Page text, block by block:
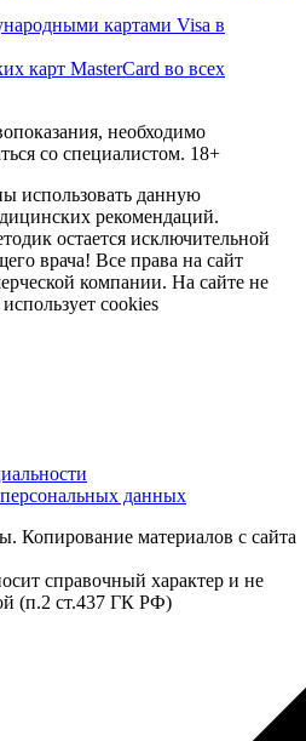
необходимо
со специалистом. 18+
использовать данную
рекомендаций.
остается исключительной
врача! Все права на сайт
компании. На сайте не
cookies
данных
Копирование материалов с сайта
справочный характер и не
(п.2 ст.437 ГК РФ)